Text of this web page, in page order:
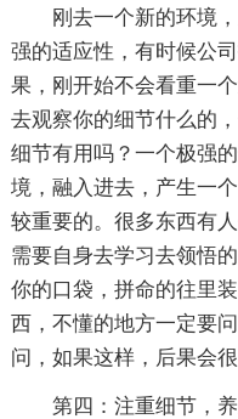
刚去一个新的环境
强的适应性，有时候公
果，刚开始不会看重一
去观察你的细节什么的
细节有用吗？一个极强
境，融入进去，产生一
较重要的。很多东西有
需要自身去学习去领悟
你的口袋，拼命的往里
西，不懂的地方一定要
问，如果这样，后果会很
第四：注重细节，养